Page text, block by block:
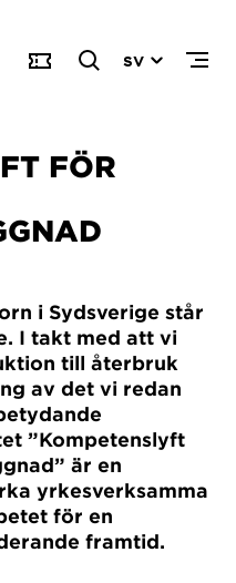
SV
FÖR
i Sydsverige står
I takt med att vi
till återbruk
av det vi redan
”Kompetenslyft
är en
yrkesverksamma
för en
framtid.